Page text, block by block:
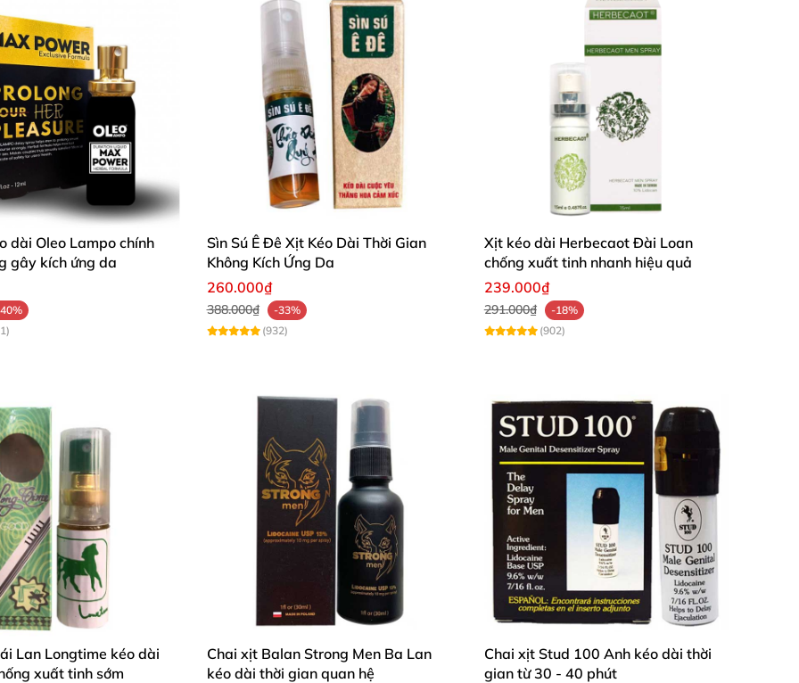
massage đều
đó rửa lại thật sạch bằng nước xà phòng rồi lau khô mà không cần lo lắng sẽ mất tác dụng.
có tác dụng thay thế thuốc chữa bệnh.
xuất tinh sớm
thăng hoa trong phòng ngủ
dài Oleo Lampo chính
gây kích ứng da
Sìn Sú Ê Đê Xịt Kéo Dài Thời Gian
Không Kích Ứng Da
260.000₫
388.000₫
-33%
(932)
Xịt kéo dài Herbecaot Đài Loan
chống xuất tinh nhanh hiệu quả
239.000₫
291.000₫
-18%
(902)
Lan Longtime kéo dài
xuất tinh sớm
Chai xịt Balan Strong Men Ba Lan
kéo dài thời gian quan hệ
Chai xịt Stud 100 Anh kéo dài thời
gian từ 30 - 40 phút